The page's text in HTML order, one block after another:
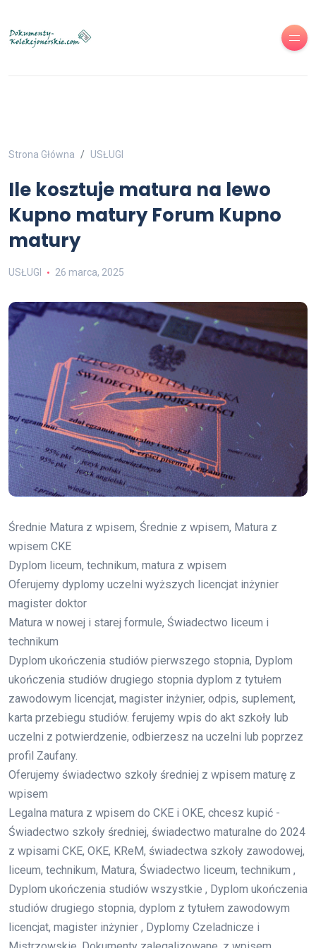
Strona Główna USŁUGI
Ile kosztuje matura na lewo
Kupno matury Forum Kupno
matury
USŁUGI 26 marca, 2025
Średnie Matura z wpisem, Średnie z wpisem, Matura z
wpisem CKE
Dyplom liceum, technikum, matura z wpisem
Oferujemy dyplomy uczelni wyższych licencjat inżynier
magister doktor
Matura w nowej i starej formule, Świadectwo liceum i
technikum
Dyplom ukończenia studiów pierwszego stopnia, Dyplom
ukończenia studiów drugiego stopnia dyplom z tytułem
zawodowym licencjat, magister inżynier, odpis, suplement,
karta przebiegu studiów. ferujemy wpis do akt szkoły lub
uczelni z potwierdzenie, odbierzesz na uczelni lub poprzez
profil Zaufany.
Oferujemy świadectwo szkoły średniej z wpisem maturę z
wpisem
Legalna matura z wpisem do CKE i OKE, chcesz kupić -
Świadectwo szkoły średniej, świadectwo maturalne do 2024
z wpisami CKE, OKE, KReM, świadectwa szkoły zawodowej,
liceum, technikum, Matura, Świadectwo liceum, technikum ,
Dyplom ukończenia studiów wszystkie , Dyplom ukończenia
studiów drugiego stopnia, dyplom z tytułem zawodowym
licencjat, magister inżynier , Dyplomy Czeladnicze i